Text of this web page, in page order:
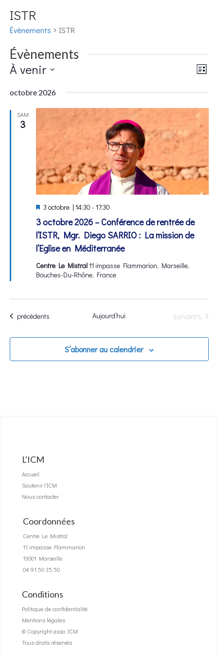
ISTR
Évènements ISTR
Évènements
de
Liste
À venir
une
octobre 2026
SAM
3
3 octobre 2026 – Conférence de rentrée de
l’ISTR, Mgr. Diego SARRIO : La mission de
l’Eglise en Méditerranée
Mis
avant
3 octobre | 14:30 - 17:30
Centre Le Mistral11 impasse Flammarion, Marseille,
Bouches-Du-Rhône, France
Évènements
précédents Aujourd’hui Évènements
suivants
S’abonner au calendrier
L'ICM
Accueil
Soutenir l’ICM
Nous contacter
Coordonnées
Centre Le Mistral
11 impasse Flammarion
13001 Marseille
04 91 50 35 50
Conditions
Politique de confidentialité
Mentions légales
© Copyright asso ICM
Tous droits réservés